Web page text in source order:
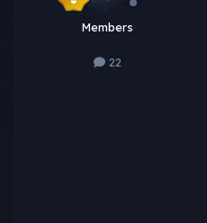
Members
22